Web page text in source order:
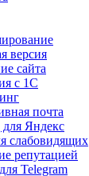
версия
сайта
с 1С
почта
Яндекс
слабовидящих
репутацией
Telegram